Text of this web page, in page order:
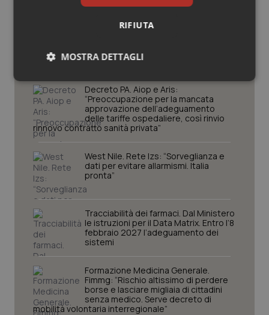
Potrebbe interessarti in
Lavoro e Professioni
Decreto PA. Aiop e Aris:
“Preoccupazione per la mancata
approvazione dell’adeguamento
delle tariffe ospedaliere, così rinvio
rinnovo contratto sanità privata”
West Nile. Rete Izs: “Sorveglianza e
dati per evitare allarmismi. Italia
pronta”
Tracciabilità dei farmaci. Dal Ministero
le istruzioni per il Data Matrix. Entro l’8
febbraio 2027 l’adeguamento dei
sistemi
Formazione Medicina Generale.
Fimmg: “Rischio altissimo di perdere
borse e lasciare migliaia di cittadini
senza medico. Serve decreto di
mobilità volontaria interregionale”
RIFIUTA
MOSTRA DETTAGLI
Necessari Statistici Marketing
Necessari Statistici Marketing
I cookie necessari contribuiscono a rendere fruibile il
sito web abilitandone funzionalità di base quali la
navigazione sulle pagine e l'accesso alle aree
protette del sito. Il sito web non è in grado di
funzionare correttamente senza questi cookie.
Nome
.youtube.com